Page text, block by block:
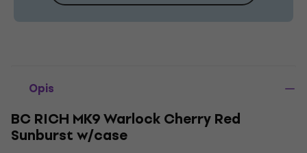
Opis
BC RICH MK9 Warlock Cherry Red
Sunburst w/case